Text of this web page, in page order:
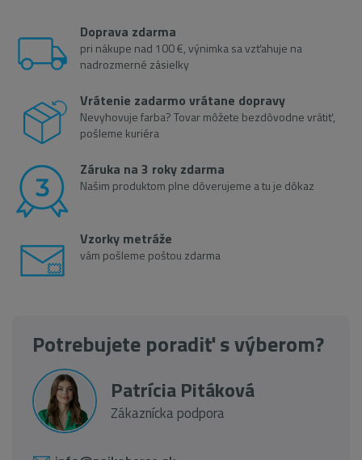
Doprava zdarma
pri nákupe nad 100 €, výnimka sa vzťahuje na
nadrozmerné zásielky
Vrátenie zadarmo vrátane dopravy
Nevyhovuje farba? Tovar môžete bezdôvodne vrátiť,
pošleme kuriéra
Záruka na 3 roky zdarma
Našim produktom plne dôverujeme a tu je dôkaz
Vzorky metráže
vám pošleme poštou zdarma
Potrebujete poradiť s výberom?
Patrícia Pitáková
Zákaznícka podpora